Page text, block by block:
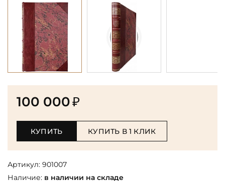
100 000₽
КУПИТЬ КУПИТЬ В 1 КЛИК
Артикул: 901007
Наличие: в наличии на складе